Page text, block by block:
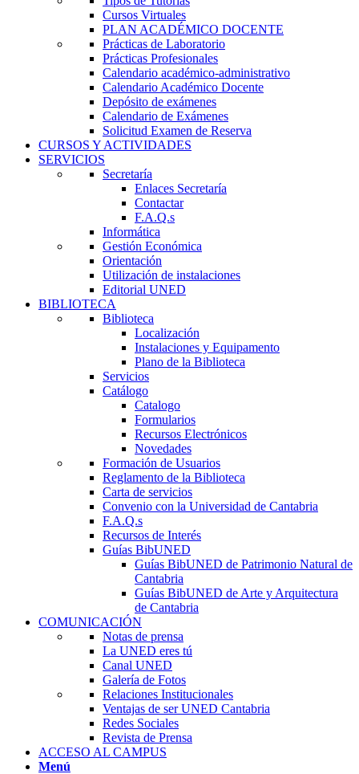
Cursos Virtuales
PLAN ACADÉMICO DOCENTE
Prácticas de Laboratorio
Prácticas Profesionales
Calendario académico-administrativo
Calendario Académico Docente
Depósito de exámenes
Calendario de Exámenes
Solicitud Examen de Reserva
CURSOS Y ACTIVIDADES
SERVICIOS
Secretaría
Enlaces Secretaría
Contactar
F.A.Q.s
Informática
Gestión Económica
Orientación
Utilización de instalaciones
Editorial UNED
BIBLIOTECA
Biblioteca
Localización
Instalaciones y Equipamento
Plano de la Biblioteca
Servicios
Catálogo
Catalogo
Formularios
Recursos Electrónicos
Novedades
Formación de Usuarios
Reglamento de la Biblioteca
Carta de servicios
Convenio con la Universidad de Cantabria
F.A.Q.s
Recursos de Interés
Guías BibUNED
Guías BibUNED de Patrimonio Natural de
Cantabria
Guías BibUNED de Arte y Arquitectura
de Cantabria
COMUNICACIÓN
Notas de prensa
La UNED eres tú
Canal UNED
Galería de Fotos
Relaciones Institucionales
Ventajas de ser UNED Cantabria
Redes Sociales
Revista de Prensa
ACCESO AL CAMPUS
Menú